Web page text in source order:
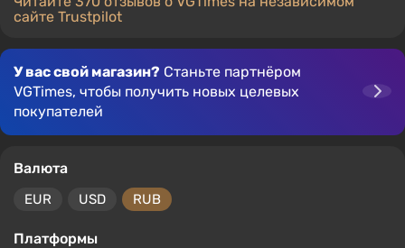
сайте Trustpilot
У вас свой магазин? Станьте партнёром
VGTimes, чтобы получить новых целевых
покупателей
Валюта
EUR USD RUB
Платформы